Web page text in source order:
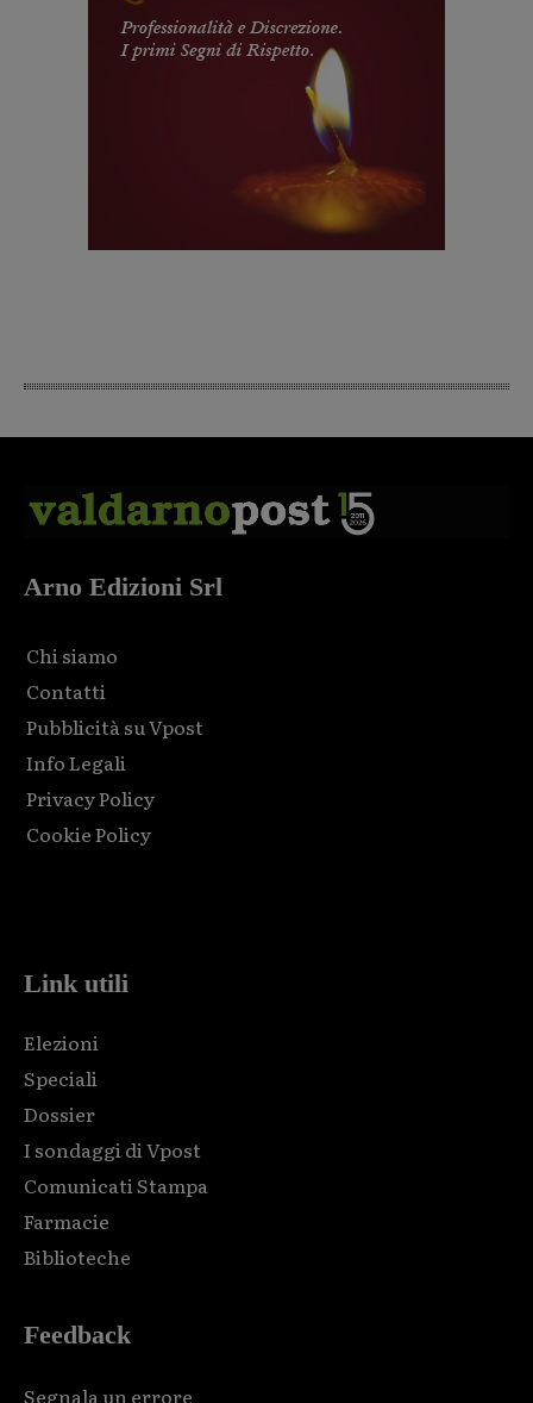
Arno Edizioni Srl
Chi siamo
Contatti
Pubblicità su Vpost
Info Legali
Privacy Policy
Cookie Policy
Link utili
Elezioni
Speciali
Dossier
I sondaggi di Vpost
Comunicati Stampa
Farmacie
Biblioteche
Feedback
Segnala un errore